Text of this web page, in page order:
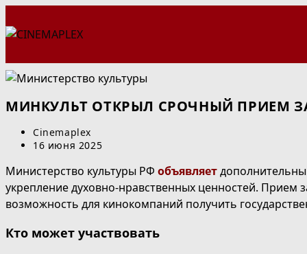
к
МИНКУЛЬТ ОТКРЫЛ СРОЧНЫЙ ПРИЕМ
Автор
записи:
Cinemaplex
Запись
16 июня 2025
Министерство культуры РФ объявляет
укрепление духовно-нравственных ценностей. Прием
возможность для кинокомпаний получить
Кто может участвовать